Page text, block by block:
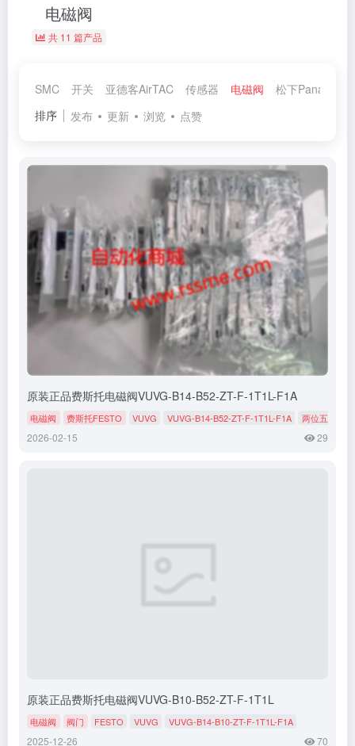
电磁阀
共 11 篇产品
SMC 开关 亚德客AirTAC 传感器 电磁阀
松下Panasonic
排序
发布 更新 浏览 点赞
原装正品费斯托电磁阀VUVG-B14-B52-ZT-F-1T1L-F1A
电磁阀 费斯托FESTO VUVG VUVG-B14-B52-ZT-F-1T1L-F1A 两位五通双
2026-02-15 29
原装正品费斯托电磁阀VUVG-B10-B52-ZT-F-1T1L
电磁阀 阀门 FESTO VUVG VUVG-B14-B10-ZT-F-1T1L-F1A
2025-12-26 70